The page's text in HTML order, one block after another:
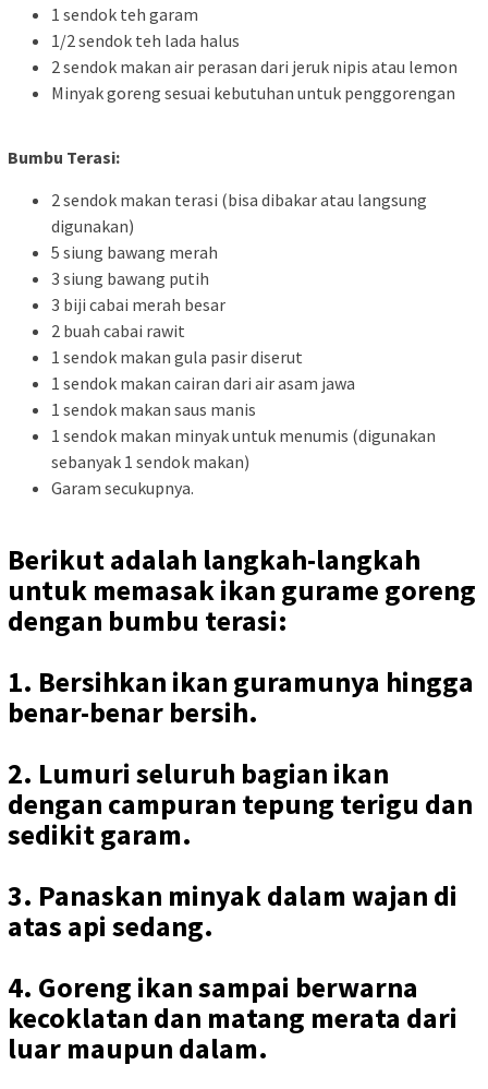
1 sendok teh garam
1/2 sendok teh lada halus
2 sendok makan air perasan dari jeruk nipis atau lemon
Minyak goreng sesuai kebutuhan untuk penggorengan
Bumbu Terasi:
2 sendok makan terasi (bisa dibakar atau langsung
digunakan)
5 siung bawang merah
3 siung bawang putih
3 biji cabai merah besar
2 buah cabai rawit
1 sendok makan gula pasir diserut
1 sendok makan cairan dari air asam jawa
1 sendok makan saus manis
1 sendok makan minyak untuk menumis (digunakan
sebanyak 1 sendok makan)
Garam secukupnya.
Berikut adalah langkah-langkah
untuk memasak ikan gurame goreng
dengan bumbu terasi:
1. Bersihkan ikan guramunya hingga
benar-benar bersih.
2. Lumuri seluruh bagian ikan
dengan campuran tepung terigu dan
sedikit garam.
3. Panaskan minyak dalam wajan di
atas api sedang.
4. Goreng ikan sampai berwarna
kecoklatan dan matang merata dari
luar maupun dalam.